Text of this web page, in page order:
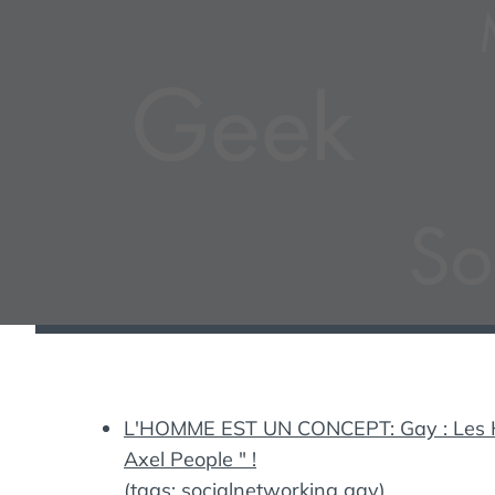
L'HOMME EST UN CONCEPT: Gay :
Axel People " !